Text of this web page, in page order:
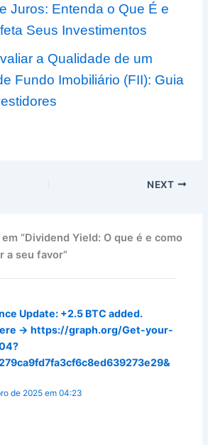
Juros: Entenda o Que É e
Seus Investimentos
a Qualidade de um
Fundo Imobiliário (FII): Guia
NEXT
“Dividend Yield: O que é e como
a seu favor”
Update: +2.5 BTC added.
→ https://graph.org/Get-your-
de 2025 em 04:23